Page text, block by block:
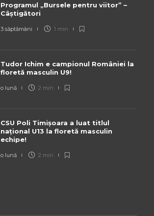
Programul „Bursele pentru viitor” –
Câștigători
3 săptămâni 1 min
Tudor Ichim e campionul României la
floretă masculin U9!
o lună 2 min
CSU Poli Timișoara a luat titlul
național U13 la floretă masculin
echipe!
o lună 2 min